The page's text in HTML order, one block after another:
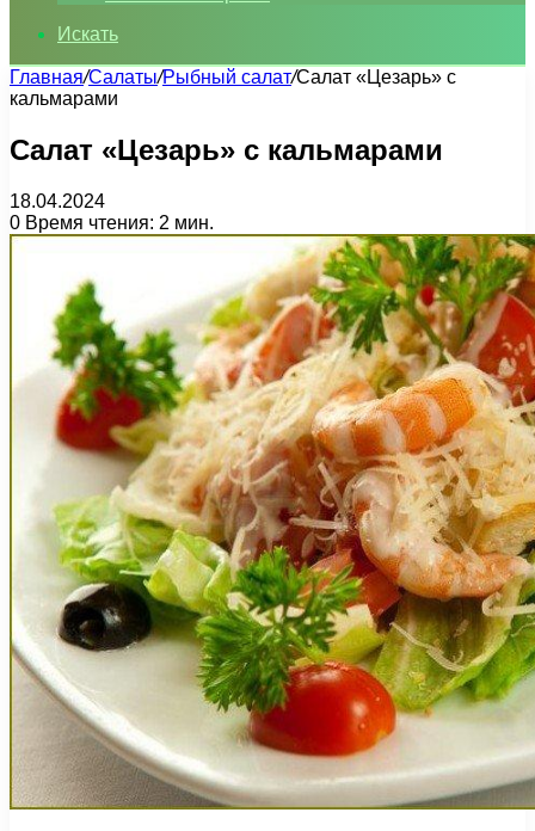
Искать
Главная/Салаты/Рыбный салат/Салат «Цезарь» с
кальмарами
Салат «Цезарь» с кальмарами
18.04.2024
0 Время чтения: 2 мин.